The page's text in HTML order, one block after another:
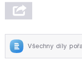
Všechny díly